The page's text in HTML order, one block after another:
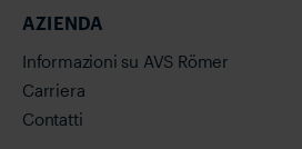
AZIENDA
Informazioni su AVS Römer
Carriera
Contatti